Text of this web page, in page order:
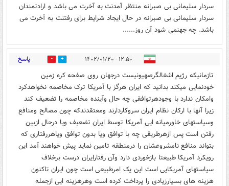
سردار سلیمانی بی صبرانه منتظر آمدنت به آخرت می باشد و ارادتمندان
سردار سلیمانی بی صبرانه در حال ایجاد شرایط برای رفتنت به آخرت می
باشد. چه جهنمی شود آن روز......
۱۲:۵۰ - ۱۴۰۲/۰۱/۲۰ 0 پاسخ
تازمانیکه رژیم اشغالگرصهیونیست درجهان روی صفحه کره زمین
خودنمایی میکند بدانید که ایران هرگز با آمریکا ترک مخاصمه نخواهدکرد
وامکان ندارد با وجودهرتوافقی چه حال وآینده مخاصمه را تضعیف کند
زیرا آنها با ارکان نظام ایران سروکاردارند ومعتقدندکه چون مصالح ومنافع
وسیاستهای خاورمیانه ایی آمریکا توسط ایران تضعبف ویا درحال ازبین
رفتن است پس ازهرطریقی چه با توافق ویا بدون توافق ویاهررفتاری که
بتواند منافع نامشروعشان را درمنطقه تامین نماید پیش خواهند آمد این
رویکرد آمریکا طبیعتا بازخوردی دارد وآن رفتارایران درست برخلاف
سیاستهای آمریکایی است این یک امرطبیعی است چون ایران تاکنون
هزینه های بسیارزیادی را پرداخت کرده است وهرهزینه ایی ازجمله